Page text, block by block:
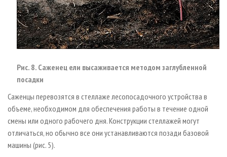
Рис. 8. Саженец ели высаживается методом заглубленной
посадки
Саженцы перевозятся в стеллаже лесопосадочного устройства в
объеме, необходимом для обеспечения работы в течение одной
смены или одного рабочего дня. Конструкции стеллажей могут
отличаться, но обычно все они устанавливаются позади базовой
машины (рис. 5).